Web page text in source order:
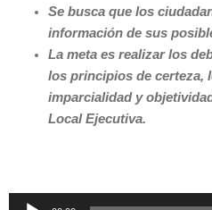
Se busca que los
información de sus
La meta es realizar los
los principios de certeza,
imparcialidad y
Local Ejecutiva.
Reproductor